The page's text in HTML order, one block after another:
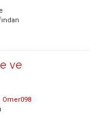
ve
Omer098